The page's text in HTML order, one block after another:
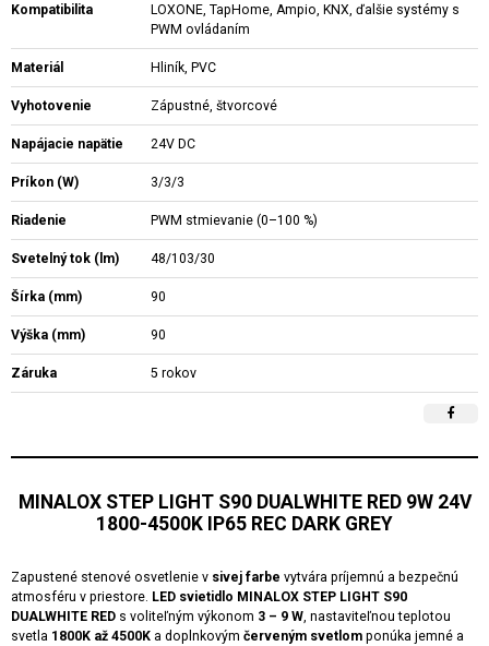
Kompatibilita
LOXONE, TapHome, Ampio, KNX, ďalšie systémy s
PWM ovládaním
Materiál Hliník, PVC
Vyhotovenie Zápustné, štvorcové
Napájacie napätie 24V DC
Príkon (W) 3/3/3
Riadenie PWM stmievanie (0–100 %)
Svetelný tok (lm) 48/103/30
Šírka (mm) 90
Výška (mm) 90
Záruka 5 rokov
MINALOX STEP LIGHT S90 DUALWHITE RED 9W 24V
1800-4500K IP65 REC DARK GREY
Zapustené stenové osvetlenie v sivej farbe vytvára príjemnú a bezpečnú
atmosféru v priestore. LED svietidlo MINALOX STEP LIGHT S90
DUALWHITE RED s voliteľným výkonom 3 – 9 W , nastaviteľnou teplotou
svetla 1800K až 4500K a doplnkovým červeným svetlom ponúka jemné a